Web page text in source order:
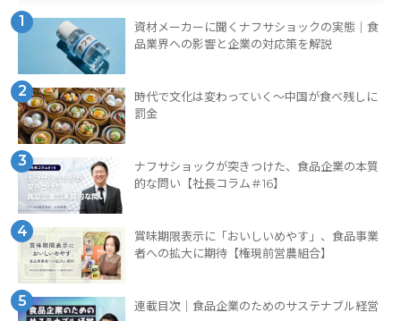
1
資材メーカーに聞くナフサショックの実態｜食
品業界への影響と企業の対応策を解説
2
時代で文化は変わっていく～中国が食べ残しに
罰金
3
ナフサショックが突きつけた、食品企業の本質
的な問い【社長コラム＃16】
4
賞味期限表示に「おいしいめやす」、食品事業
者への拡大に期待【権現前営農組合】
5 連載目次｜食品企業のためのサステナブル経営